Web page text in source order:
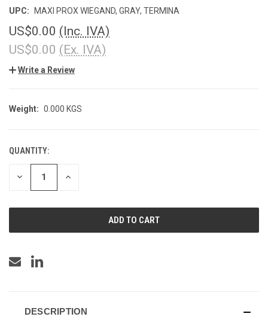
UPC:
MAXI PROX WIEGAND, GRAY, TERMINA
US$0.00 (Inc. IVA)
US$0.00 (Ex. IVA)
Write a Review
Weight: 0.000 KGS
CURRENT
STOCK:
QUANTITY:
DECREASE INCREASE
DESCRIPTION